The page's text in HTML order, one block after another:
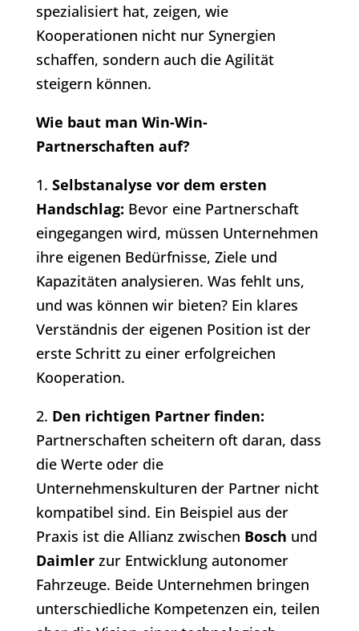
spezialisiert hat, zeigen, wie
Kooperationen nicht nur Synergien
schaffen, sondern auch die Agilität
steigern können.
Wie baut man Win-Win-
Partnerschaften auf?
1. Selbstanalyse vor dem ersten
Handschlag: Bevor eine Partnerschaft
eingegangen wird, müssen Unternehmen
ihre eigenen Bedürfnisse, Ziele und
Kapazitäten analysieren. Was fehlt uns,
und was können wir bieten? Ein klares
Verständnis der eigenen Position ist der
erste Schritt zu einer erfolgreichen
Kooperation.
2. Den richtigen Partner finden:
Partnerschaften scheitern oft daran, dass
die Werte oder die
Unternehmenskulturen der Partner nicht
kompatibel sind. Ein Beispiel aus der
Praxis ist die Allianz zwischen Bosch und
Daimlerzur Entwicklung autonomer
Fahrzeuge. Beide Unternehmen bringen
unterschiedliche Kompetenzen ein, teilen